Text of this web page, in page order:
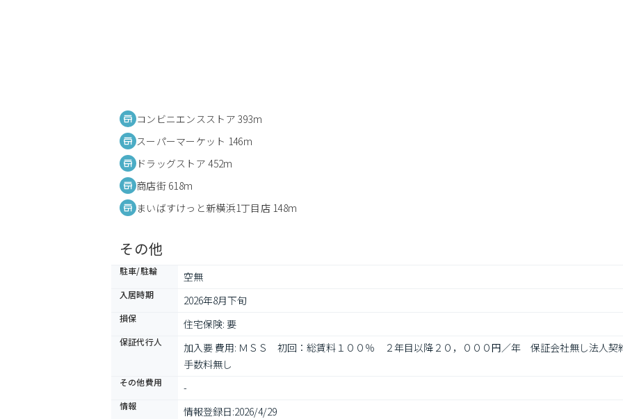
コンビニエンスストア 393m
スーパーマーケット 146m
ドラッグストア 452m
商店街 618m
まいばすけっと新横浜1丁目店 148m
その他
駐車/駐輪 空無
入居時期 2026年8月下旬
損保 住宅保険: 要
保証代行人
加入要 費用: ＭＳＳ　初回：総賃料１００％　２年目以降２０，０００円／年　保証会社無し法人
手数料無し
その他費用 -
情報 情報登録日:2026/4/29